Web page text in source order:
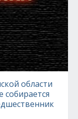
области
собирается